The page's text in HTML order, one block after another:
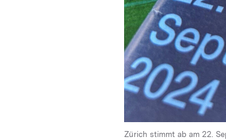
Zürich stimmt ab am 22.